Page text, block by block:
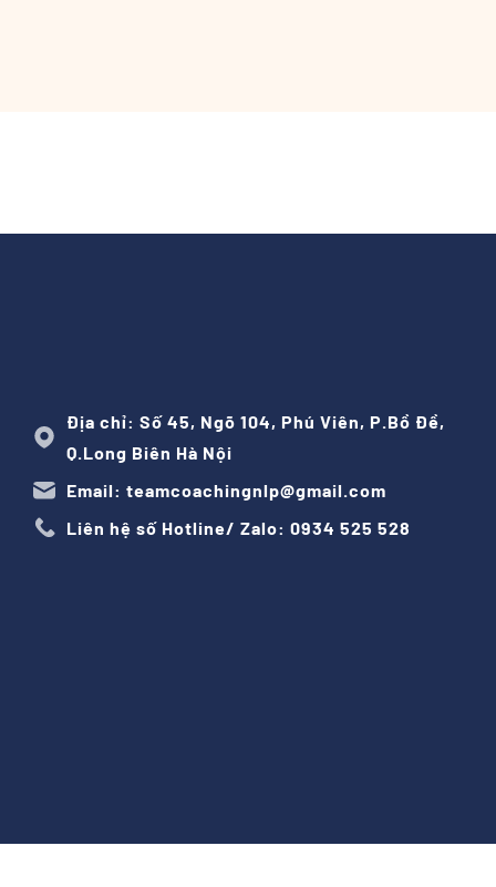
Địa chỉ: Số 45, Ngõ 104, Phú Viên, P.Bồ Đề,
Q.Long Biên Hà Nội
Email: teamcoachingnlp@gmail.com
Liên hệ số Hotline/ Zalo: 0934 525 528